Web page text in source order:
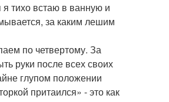
я тихо встаю в ванную и
за каким лешим
по четвертому. За
руки после всех своих
глупом положении
притаился» - это как